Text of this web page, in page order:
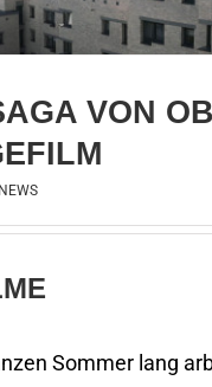
VON
NEWS
Sommer lang